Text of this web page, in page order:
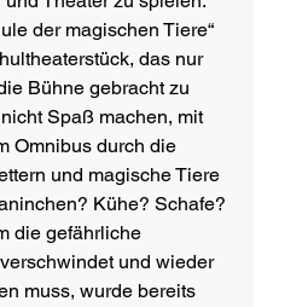
der magischen Tiere“
das nur
Bühne gebracht zu
Spaß machen, mit
Omnibus durch die
und magische Tiere
Kühe? Schafe?
die gefährliche
und wieder
muss, wurde bereits